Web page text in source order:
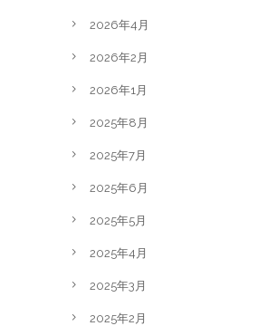
2026年4月
2026年2月
2026年1月
2025年8月
2025年7月
2025年6月
2025年5月
2025年4月
2025年3月
2025年2月